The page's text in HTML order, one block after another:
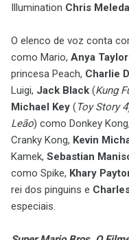
Illumination Chris
O elenco de voz conta
como Mario, Anya
princesa Peach, Charlie
Luigi, Jack Black (Kung
Michael Key (Toy Story 4
Leão) como Donkey Kong,
Cranky Kong, Kevin
Kamek, Sebastian
como Spike, Khary
rei dos pinguins e
especiais.